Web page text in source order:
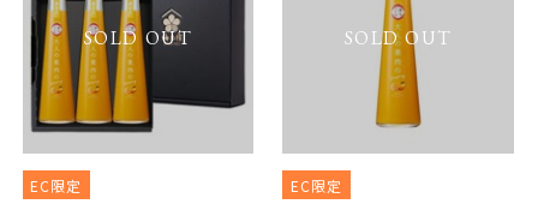
SOLD OUT
EC限定
SOLD OUT
EC限定